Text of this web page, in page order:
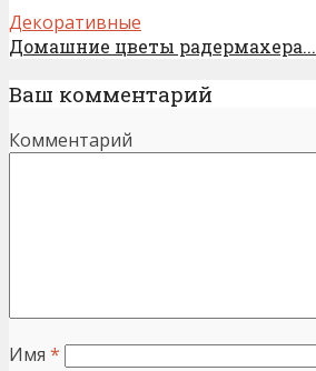
Декоративные
Домашние цветы радермахера...
Ваш комментарий
Комментарий
Имя *